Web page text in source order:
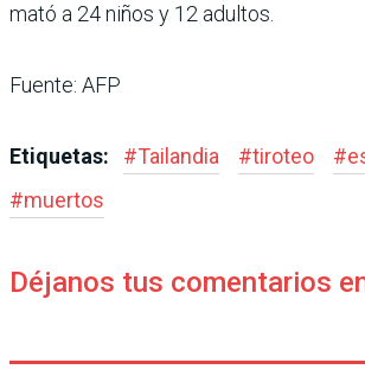
mató a 24 niños y 12 adultos.
Fuente: AFP
Etiquetas: #Tailandia #tiroteo #
#muertos
Déjanos tus comentarios